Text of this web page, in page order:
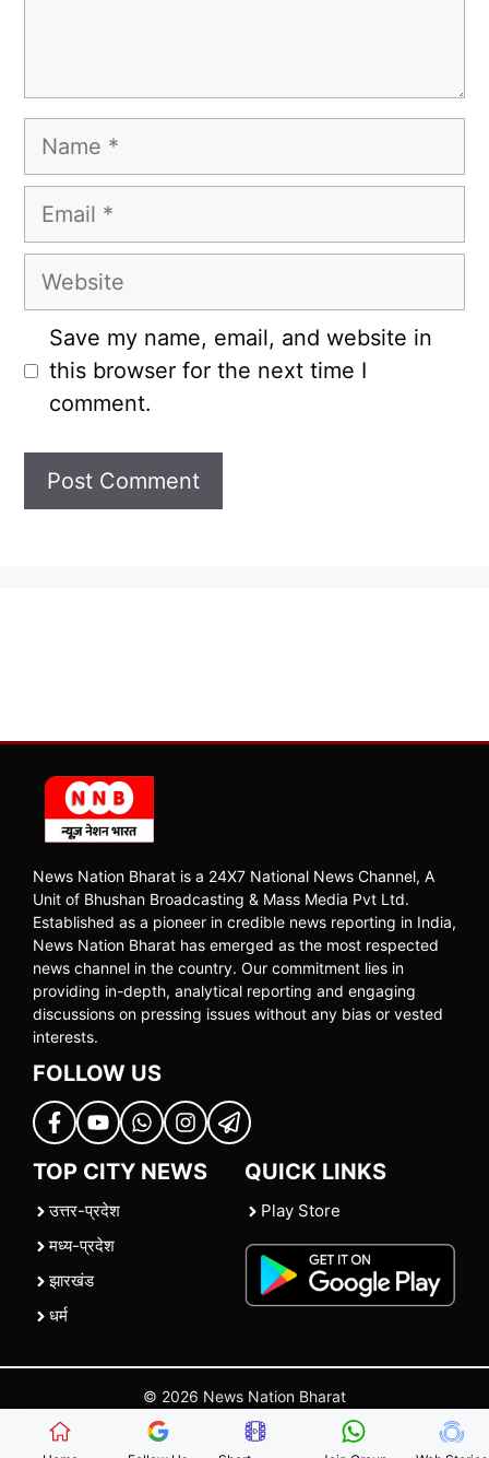
Name
Email
Website
Save my name, email, and website in
this browser for the next time I
comment.
News Nation Bharat is a 24X7 National News Channel, A
Unit of Bhushan Broadcasting & Mass Media Pvt Ltd.
Established as a pioneer in credible news reporting in India,
News Nation Bharat has emerged as the most respected
news channel in the country. Our commitment lies in
providing in-depth, analytical reporting and engaging
discussions on pressing issues without any bias or vested
interests.
FOLLOW US
TOP CITY NEWS
उत्तर-प्रदेश
मध्य-प्रदेश
झारखंड
धर्म
QUICK LINKS
Play Store
© 2026 News Nation Bharat
| |Contact Us |Policies Terms and Conditions